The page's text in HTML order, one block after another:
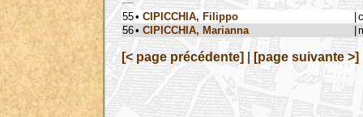
55• CIPICCHIA, Filippo
56• CIPICCHIA, Marianna
[< page précédente] [page suivante >]